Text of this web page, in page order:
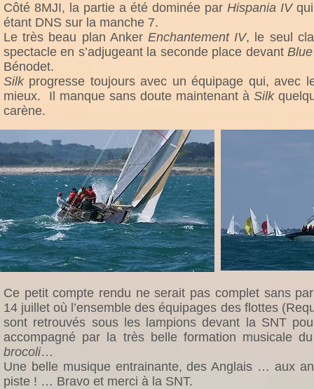
Côté 8MJI, la partie a été dominée par Hispania IV
étant DNS sur la manche 7.
Le très beau plan Anker Enchantement IV, le seul
spectacle en s’adjugeant la seconde place devant
Bénodet.
Silkprogresse toujours avec un équipage qui, avec
mieux. Il manque sans doute maintenant à Silk
carène.
Ce petit compte rendu ne serait pas complet sans
14 juillet où l’ensemble des équipages des flottes
sont retrouvés sous les lampions devant la SNT
accompagné par la très belle formation musicale du
brocoli…
Une belle musique entrainante, des Anglais … aux
piste ! … Bravo et merci à la SNT.